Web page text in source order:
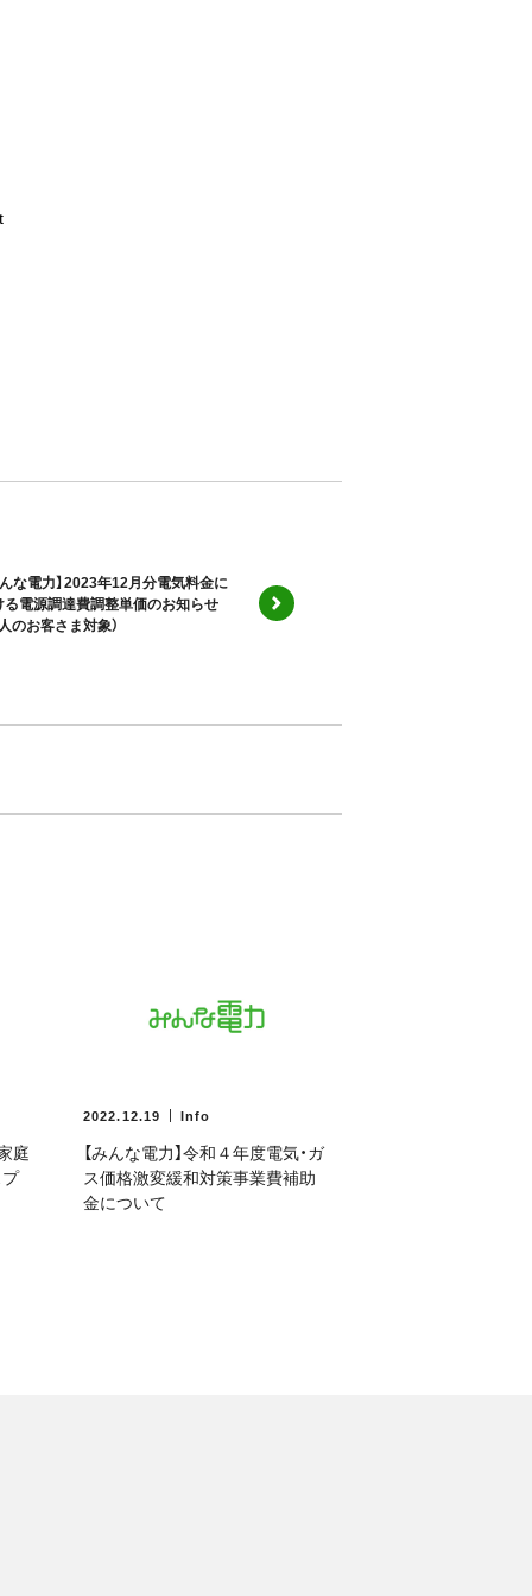
んな電力】2023年12月分電気料金に
る電源調達費調整単価のお知らせ
のお客さま対象）
庭
2022.12.19 Info
【みんな電力】令和４年度電気・ガ
ス価格激変緩和対策事業費補助
⾦について